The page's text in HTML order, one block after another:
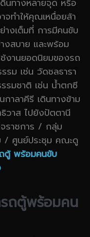
นทางหลายจุด หรือ
จทำให้คุณเหนื่อยล้า
างเต็มที่ การมีคนขับ
งสบาย และพร้อม
งานยอดนิยมของรถ
รม เช่น วัดชลธารา
รมชาติ เช่น น้ำตกซี
กาลาคีรี เดินทางข้าม
วาส ไปยังปัตตานี
จราชการ / กลุ่ม
/ ศูนย์ประชุม คณะดู
ถตู้ พร้อมคนขับ
รถตู้พร้อมคน